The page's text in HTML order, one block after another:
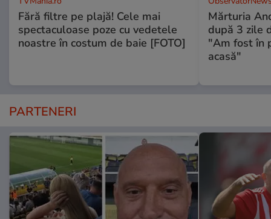
Fără filtre pe plajă! Cele mai
spectaculoase poze cu vedetele
noastre în costum de baie [FOTO]
Mărturia
după 3 zile
"Am fost în
acasă"
PARTENERI